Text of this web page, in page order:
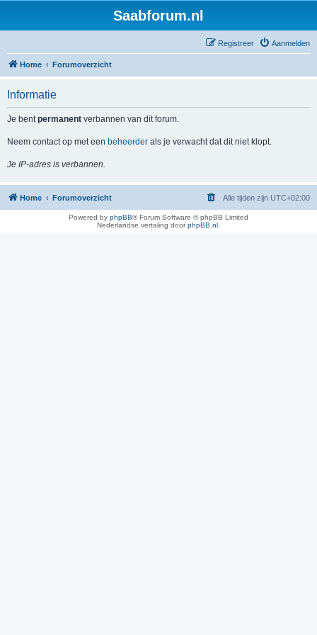
Saabforum.nl
Aanmelden
Registreer
Home Forumoverzicht
Informatie
Je bentpermanent verbannen van dit forum.
Neem contact op met een beheerder als je verwacht dat dit niet klopt.
Je IP-adres is verbannen.
Home Forumoverzicht Alle tijden zijn UTC+02:00
Powered by phpBB® Forum Software © phpBB Limited
Nederlandse vertaling doorphpBB.nl